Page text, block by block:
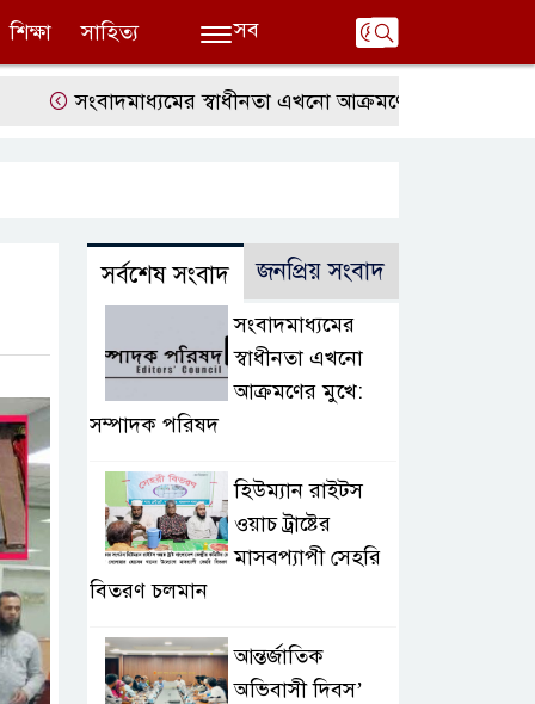
শিক্ষা সাহিত্য সব
সংবাদমাধ্যমের স্বাধীনতা এখনো আক্রমণের মুখে: সম্পাদক
সর্বশেষ সংবাদ জনপ্রিয় সংবাদ
সংবাদমাধ্যমের
স্বাধীনতা এখনো
আক্রমণের মুখে:
সম্পাদক পরিষদ
হিউম্যান রাইটস
ওয়াচ ট্রাষ্টের
মাসবপ্যাপী সেহরি
বিতরণ চলমান
আন্তর্জাতিক
অভিবাসী দিবস’